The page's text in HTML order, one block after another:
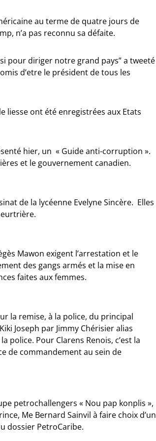
au terme de quatre jours de
n’a pas reconnu sa défaite.
pour diriger notre grand pays” a tweeté
d’etre le président de tous les
liesse ont été enregistrées aux Etats
hier, un « Guide anti-corruption ».
et le gouvernement canadien.
de la lycéenne Evelyne Sincère. Elles
Mawon exigent l’arrestation et le
des gangs armés et la mise en
faites aux femmes.
la remise, à la police, du principal
Joseph par Jimmy Chérisier alias
police. Pour Clarens Renois, c’est la
de commandement au sein de
petrochallengers « Nou pap konplis »,
Me Bernard Sainvil à faire choix d’un
dossier PetroCaribe.